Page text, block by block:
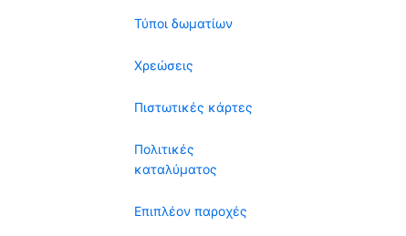
Τύποι δωματίων
Χρεώσεις
Πιστωτικές κάρτες
Πολιτικές
καταλύματος
Επιπλέον παροχές